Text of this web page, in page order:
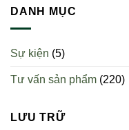
DANH MỤC
Sự kiện (5)
Tư vấn sản phẩm (220)
LƯU TRỮ